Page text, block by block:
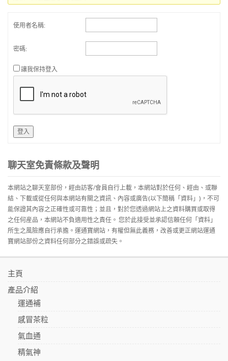
使用者名稱:
密碼:
讓我保持登入
登入
聊天室免責條款及聲明
本網站之聊天室部份，經由訪客/會員自行上載，本網站對於任何、經由、或聯
結、下載或從任何與本網站有關之資訊、內容或廣告(以下簡稱「資料」)，不可
能保證其內容之正確性或可靠性；並且，對於您透過網站上之資料購買或取得
之任何産品，本網站不負適用性之責任。 您於此接受並承認信賴任何「資料」
所生之風險應自行承擔。運通寶網站，有權但無此義務，改善或更正網站運通
寶網站部份之資料任何部分之錯誤或疏失。
主頁
產品介紹
運通補
感冒茶粒
氣血通
精氣神